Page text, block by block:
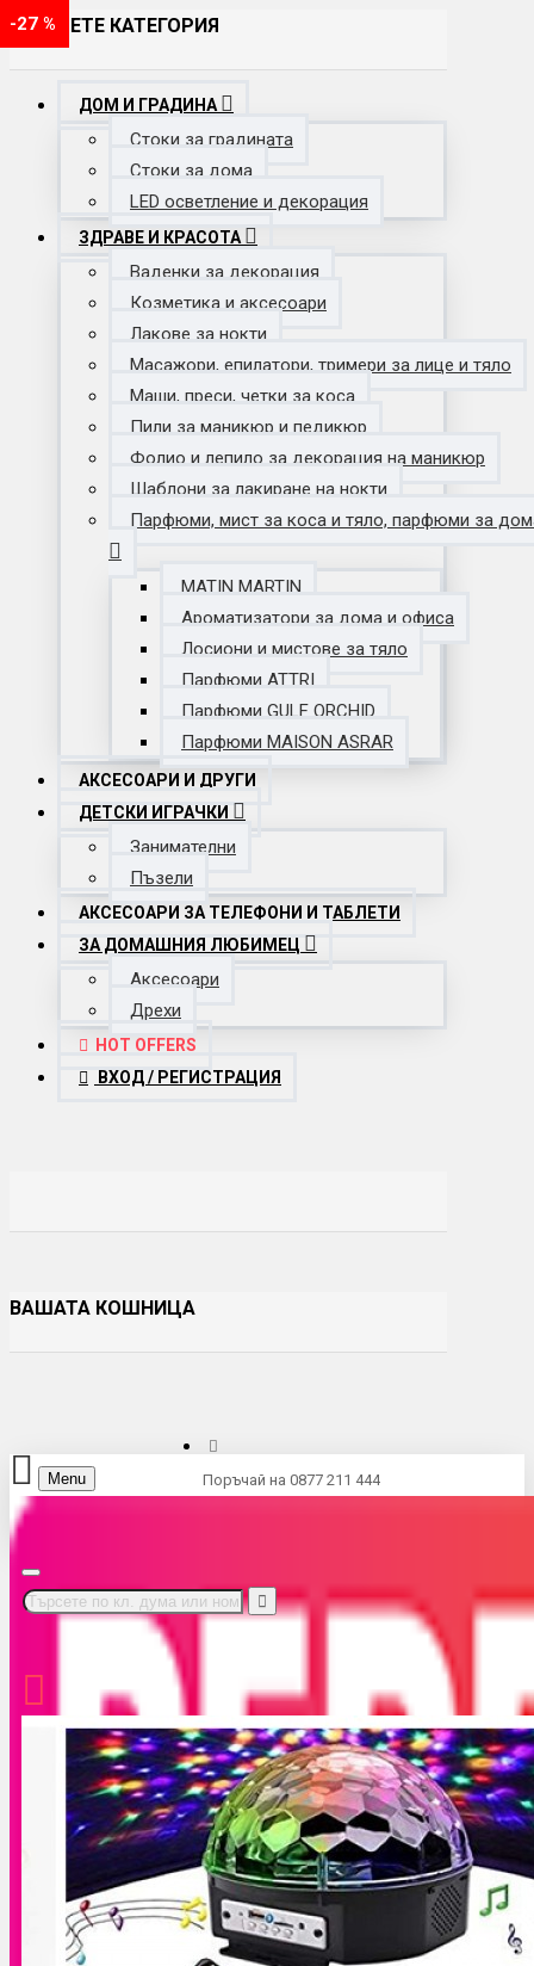
ИЗБЕРЕТЕ КАТЕГОРИЯ
ДОМ И ГРАДИНА
Стоки за градината
Стоки за дома
LED осветление и декорация
ЗДРАВЕ И КРАСОТА
Ваденки за декорация
Козметика и аксесоари
Лакове за нокти
Масажори, епилатори, тримери за лице и тяло
Маши, преси, четки за коса
Пили за маникюр и педикюр
Фолио и лепило за декорация на маникюр
Шаблони за лакиране на нокти
Парфюми, мист за коса и тяло, парфюми за
MATIN MARTIN
Ароматизатори за дома и офиса
Лосиони и мистове за тяло
Парфюми ATTRI
Парфюми GULF ORCHID
Парфюми MAISON ASRAR
АКСЕСОАРИ И ДРУГИ
ДЕТСКИ ИГРАЧКИ
Занимателни
Пъзели
АКСЕСОАРИ ЗА ТЕЛЕФОНИ И ТАБЛЕТИ
ЗА ДОМАШНИЯ ЛЮБИМЕЦ
Аксесоари
Дрехи
HOT OFFERS
ВХОД / РЕГИСТРАЦИЯ
ВАШАТА КОШНИЦА
Поръчай на 0877 211 444
Menu
-28 %
-29 %
-20 %
-19 %
-18 %
-24 %
-19 %
-33 %
-29 %
-33 %
-43 %
-35 %
-40 %
-39 %
-20 %
-50 %
-40 %
-18 %
-20 %
-70 %
-52 %
-63 %
-42 %
-16 %
-36 %
-23 %
-54 %
-33 %
-29 %
-26 %
-37 %
-23 %
-63 %
-25 %
-62 %
-20 %
-38 %
-27 %
-20 %
-25 %
-17 %
-28 %
-20 %
-27 %